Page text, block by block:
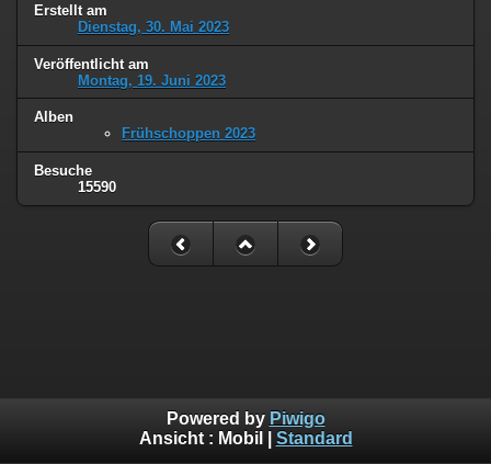
Erstellt am
Dienstag, 30. Mai 2023
Veröffentlicht am
Montag, 19. Juni 2023
Alben
Frühschoppen 2023
Besuche
15590
Powered by Piwigo
Ansicht : Mobil Standard